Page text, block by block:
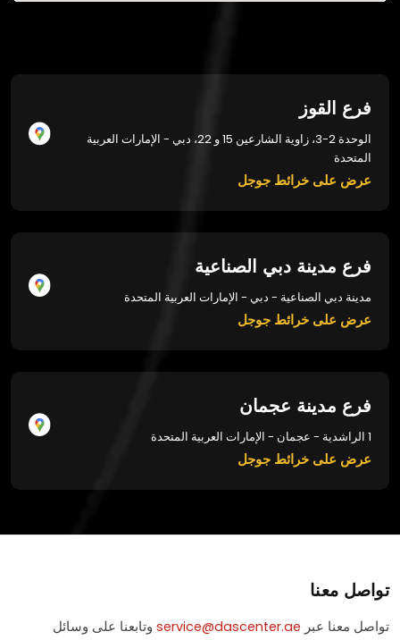
فرع القوز
الوحدة 2-3، زاوية الشارعين 15 و 22، دبي - الإمارات العربية
المتحدة
عرض على خرائط جوجل
فرع مدينة دبي الصناعية
مدينة دبي الصناعية - دبي - الإمارات العربية المتحدة
عرض على خرائط جوجل
فرع مدينة عجمان
1 الراشدية - عجمان - الإمارات العربية المتحدة
عرض على خرائط جوجل
تواصل معنا
تواصل معنا عبر service@dascenter.ae وتابعنا على وسائل